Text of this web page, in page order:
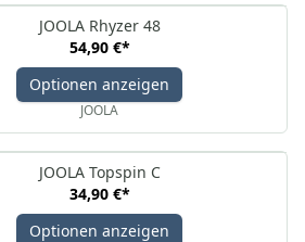
JOOLA Rhyzer 48
54,90 €*
Optionen anzeigen
JOOLA
JOOLA Topspin C
34,90 €*
Optionen anzeigen